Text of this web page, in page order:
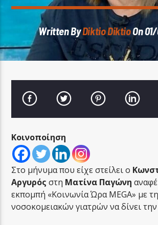
Current Track
Title
Artist
LA FAMIGLIA RADIO
LA FAMIGLIA ΝΗΣΙΩΤΙΚΑ
Written ByDiktio DiktioOn
Κοινοποίηση
Στο μήνυμα που είχε στείλει ο
Αργυρός στη Ματίνα Παγώνη
εκπομπή «Κοινωνία Ώρα MEGA» με
νοσοκομειακών γιατρών να δίνει